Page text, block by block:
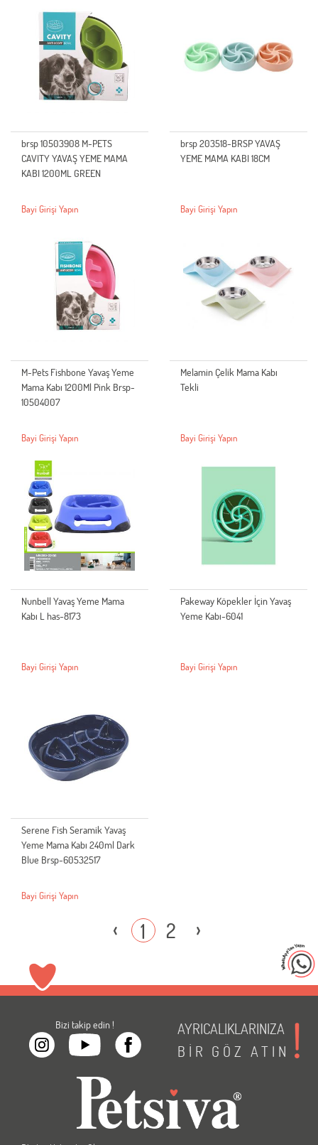
brsp 10503908 M-PETS
CAVITY YAVAŞ YEME MAMA
KABI 1200ML GREEN
Bayi Girişi Yapın
brsp 203518-BRSP YAVAŞ
YEME MAMA KABI 18CM
Bayi Girişi Yapın
M-Pets Fishbone Yavaş Yeme
Mama Kabı 1200Ml Pink Brsp-
10504007
Bayi Girişi Yapın
Melamin Çelik Mama Kabı
Tekli
Bayi Girişi Yapın
Nunbell Yavaş Yeme Mama
Kabı L has-8173
Bayi Girişi Yapın
Pakeway Köpekler İçin Yavaş
Yeme Kabı-6041
Bayi Girişi Yapın
Serene Fish Seramik Yavaş
Yeme Mama Kabı 240ml Dark
Blue Brsp-60532517
Bayi Girişi Yapın
‹ 1 2 ›
Bizi takip edin !
AYRICALIKLARINIZA
BİR GÖZ ATIN